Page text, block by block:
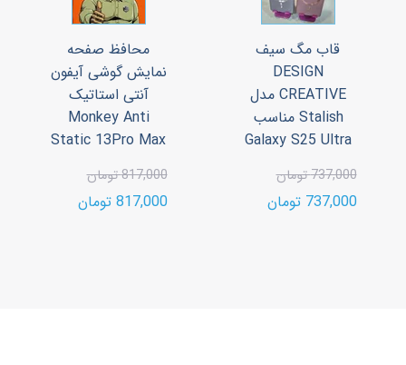
قاب مگ سیف
DESIGN
CREATIVE مدل
Stalish مناسب
Galaxy S25 Ultra
737,000 تومان
737,000 تومان
محافظ صفحه
نمایش گوشی آیفون
آنتی استاتیک
Monkey Anti
Static 13Pro Max
817,000 تومان
817,000 تومان